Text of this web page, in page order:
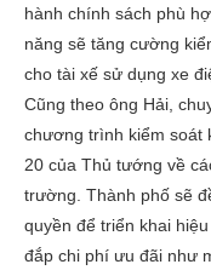
hành chính sách phù
năng sẽ tăng cường
cho tài xế sử dụng xe
Cũng theo ông Hải,
chương trình kiểm soát
20 của Thủ tướng về
trường. Thành phố sẽ
quyền để triển khai
đắp chi phí ưu đãi như